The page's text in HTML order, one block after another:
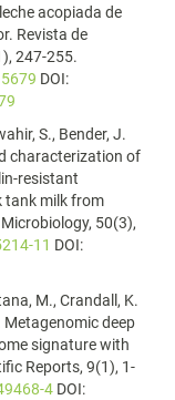
acopiada de
Revista de
247-255.
DOI:
S., Bender, J.
characterization of
resistant
tank milk from
50(3),
11 DOI:
M., Crandall, K.
Metagenomic deep
signature with
Reports, 9(1), 1-
4 DOI: